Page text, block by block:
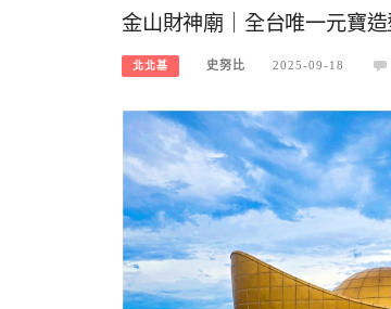
金山財神廟｜全台唯一元寶
北北基 史努比 2025-09-18